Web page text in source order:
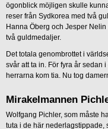
ögonblick möjligen skulle
reser från Sydkorea med två
Hanna Öberg och Jesper
två guldmedaljer.
Det totala genombrottet i
svår att ta in. För fyra år sedan
herrarna kom tia. Nu tog
Mirakelmannen
Wolfgang Pichler, som måste
tuta i de här nederlagstippade,